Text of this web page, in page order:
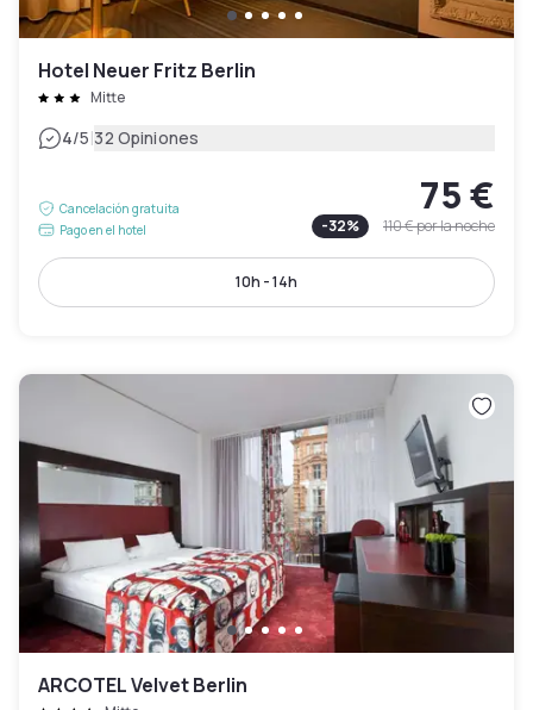
Hotel Neuer Fritz Berlin
Mitte
4/5|32 Opiniones
Cancelación gratuita
Pago en el hotel
75 €
-32% 110 €por la noche
10h - 14h
ARCOTEL Velvet Berlin